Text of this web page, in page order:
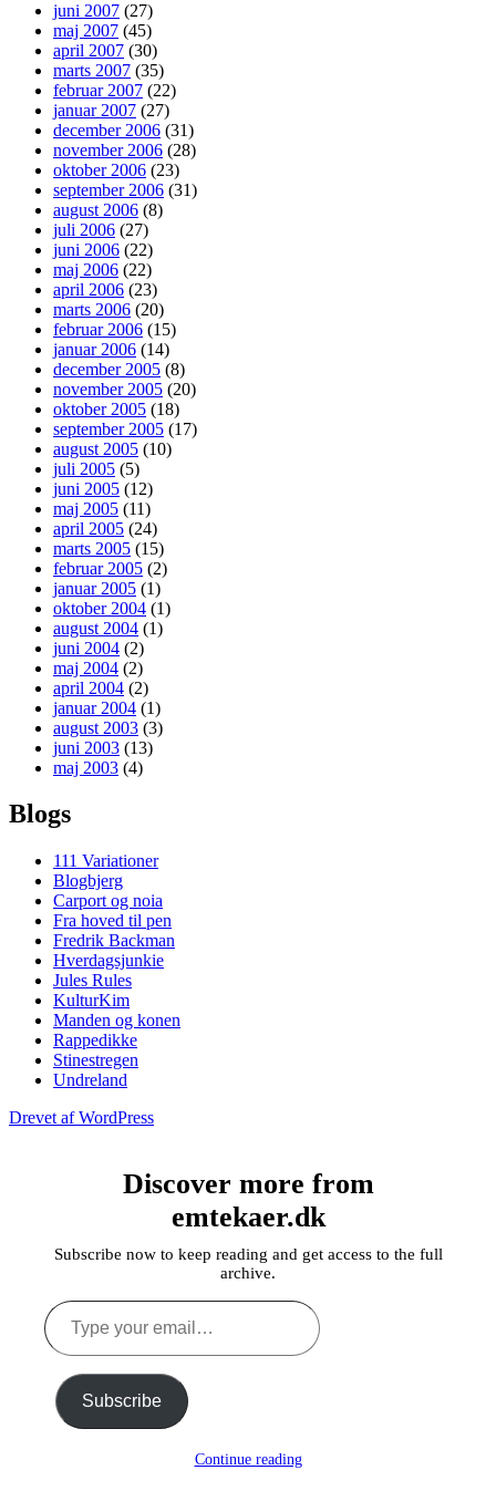
juni 2007 (27)
maj 2007 (45)
april 2007 (30)
marts 2007 (35)
februar 2007 (22)
januar 2007 (27)
december 2006 (31)
november 2006 (28)
oktober 2006 (23)
september 2006 (31)
august 2006 (8)
juli 2006 (27)
juni 2006 (22)
maj 2006 (22)
april 2006 (23)
marts 2006 (20)
februar 2006 (15)
januar 2006 (14)
december 2005 (8)
november 2005 (20)
oktober 2005 (18)
september 2005 (17)
august 2005 (10)
juli 2005 (5)
juni 2005 (12)
maj 2005 (11)
april 2005 (24)
marts 2005 (15)
februar 2005 (2)
januar 2005 (1)
oktober 2004 (1)
august 2004 (1)
juni 2004 (2)
maj 2004 (2)
april 2004 (2)
januar 2004 (1)
august 2003 (3)
juni 2003 (13)
maj 2003 (4)
Blogs
111 Variationer
Blogbjerg
Carport og noia
Fra hoved til pen
Fredrik Backman
Hverdagsjunkie
Jules Rules
KulturKim
Manden og konen
Rappedikke
Stinestregen
Undreland
Drevet af WordPress
Discover more from
emtekaer.dk
Subscribe now to keep reading and get access to the full
archive.
Type
your
email…
Subscribe
Continue reading